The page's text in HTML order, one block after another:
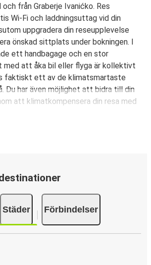
från Graberje Ivanićko. Res
Wi-Fi och laddningsuttag vid din
uppgradera din reseupplevelse
önskad sittplats under bokningen. I
ett handbagage och en stor
med att åka bil eller flyga är kollektivt
faktiskt ett av de klimatsmartaste
Du har även möjlighet att bidra till din
att klimatkompensera din resa med
från Graberje Ivanićko
flera olika betalningsmetoder:
Google Pay och Apple Pay. N/A.
Städer Förbindelser